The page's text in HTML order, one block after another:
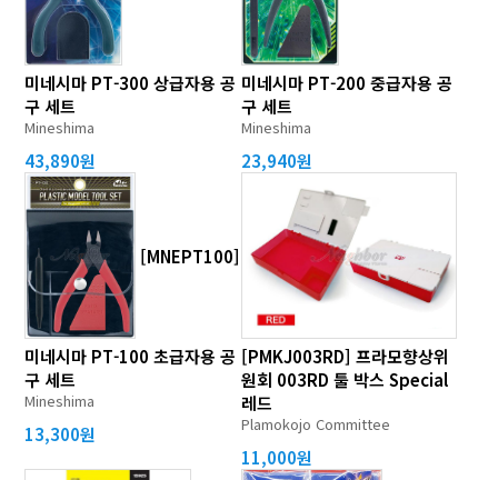
미네시마 PT-300 상급자용 공
구 세트
Mineshima
43,890원
미네시마 PT-200 중급자용 공
구 세트
Mineshima
23,940원
[MNEPT100]
미네시마 PT-100 초급자용 공
구 세트
Mineshima
13,300원
[PMKJ003RD] 프라모향상위
원회 003RD 툴 박스 Special
레드
Plamokojo Committee
11,000원